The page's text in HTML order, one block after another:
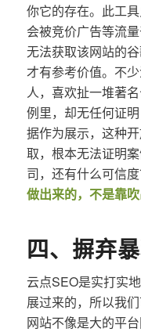
你它的存在。此工
会被竞价广告等流
无法获取该网站的
才有参考价值。不
人，喜欢扯一堆著
例里，却无任何证
据作为展示，这种
取，根本无法证明
司，还有什么可信度
做出来的，不是靠吹
四、摒弃
云点SEO是实打实
展过来的，所以我
网站不像是大的平